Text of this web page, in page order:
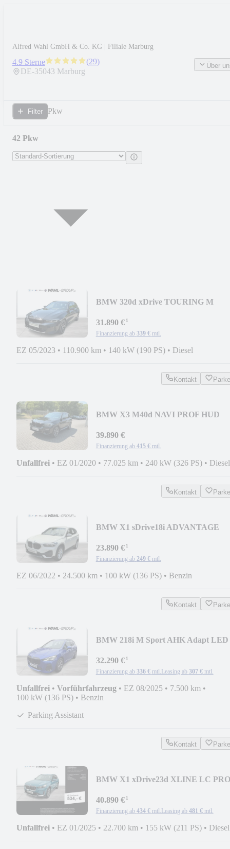
Alfred Wahl GmbH & Co. KG | Filiale Marburg
4.9 Sterne (29)
DE-35043 Marburg
Über
Filter Pkw
42 Pkw
BMW 320d xDrive TOURING M
31.890 €¹
Finanzierung ab 339 € mtl.
EZ 05/2023 • 110.900 km • 140 kW (190 PS) • Diesel
Kontakt
BMW X3 M40d NAVI PROF HUD
39.890 €
Finanzierung ab 415 € mtl.
Unfallfrei • EZ 01/2020 • 77.025 km • 240 kW (326 PS) • Diesel
Kontakt
BMW X1 sDrive18i ADVANTAGE
23.890 €¹
Finanzierung ab 249 € mtl.
EZ 06/2022 • 24.500 km • 100 kW (136 PS) • Benzin
Kontakt
BMW 218i M Sport AHK Adapt LED
32.290 €¹
Finanzierung ab 336 € mtl. Leasing ab 307 € mtl.
Unfallfrei • Vorführfahrzeug • EZ 08/2025 • 7.500 km •
100 kW (136 PS) • Benzin
Parking Assistant
Kontakt
BMW X1 xDrive23d XLINE LC
40.890 €¹
Finanzierung ab 434 € mtl. Leasing ab 481 € mtl.
Unfallfrei • EZ 01/2025 • 22.700 km • 155 kW (211 PS) • Diesel